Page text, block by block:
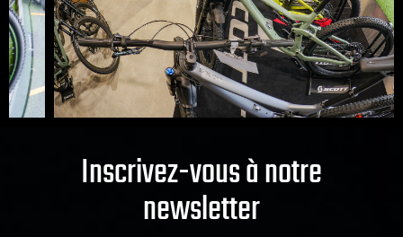
Inscrivez-vous à notre
newsletter